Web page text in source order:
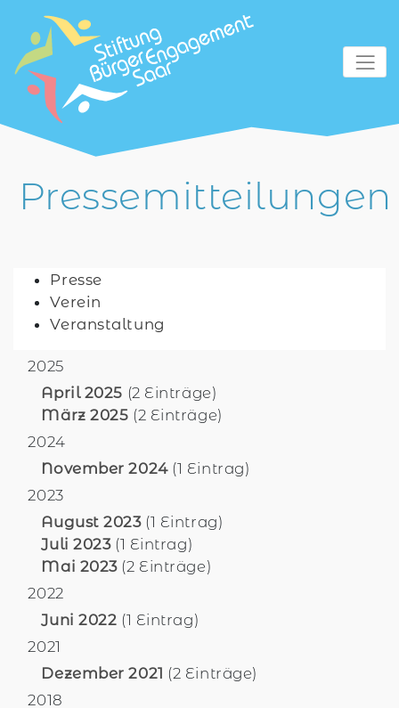
zum Inhalt
Pressemitteilungen
Presse
Verein
Veranstaltung
2025
April 2025 (2 Einträge)
März 2025 (2 Einträge)
2024
November 2024(1 Eintrag)
2023
August 2023(1 Eintrag)
Juli 2023(1 Eintrag)
Mai 2023(2 Einträge)
2022
Juni 2022 (1 Eintrag)
2021
Dezember 2021 (2 Einträge)
2018